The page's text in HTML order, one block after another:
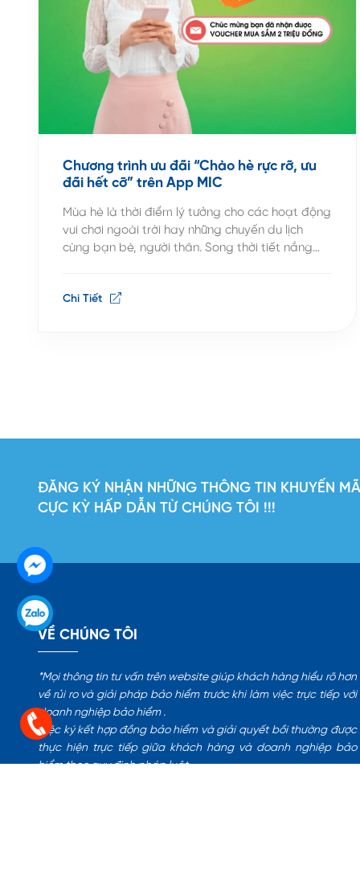
Chương trình ưu đãi “Chào hè rực rỡ, ưu
đãi hết cỡ” trên App MIC
Mùa hè là thời điểm lý tưởng cho các hoạt động
vui chơi ngoài trời hay những chuyến du lịch
cùng bạn bè, người thân. Song thời tiết nắng
gây thủy kích xe […]
Chi Tiết
ĐĂNG KÝ NHẬN NHỮNG THÔNG TIN KHUYẾN
CỰC KỲ HẤP DẪN TỪ CHÚNG TÔI !!!
VỀ CHÚNG TÔI
*Mọi thông tin tư vấn trên website giúp khách hàng hiểu rõ hơn
về rủi ro và giải pháp bảo hiểm trước khi làm việc trực tiếp với
doanh nghiệp bảo hiểm .
Việc ký kết hợp đồng bảo hiểm và giải quyết bồi thường được
thực hiện trực tiếp giữa khách hàng và doanh nghiệp bảo
hiểm theo quy định pháp luật.